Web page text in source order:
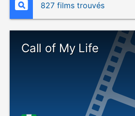
827 films trouvés
Call of My Life